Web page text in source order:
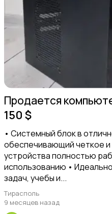
Клавиатуры и мыши
Мониторы
Компьютеры1
Продается
150 $
• Системный блок в
обеспечивающий четкое
устройства полностью
использованию •
задач, учебы и...
Тирасполь
9 месяцев назад